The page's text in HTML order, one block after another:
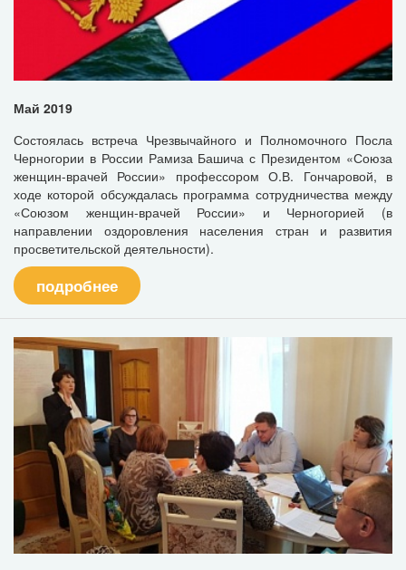
Май 2019
Состоялась встреча Чрезвычайного и Полномочного Посла
Черногории в России Рамиза Башича с Президентом «Союза
женщин-врачей России» профессором О.В. Гончаровой, в
ходе которой обсуждалась программа сотрудничества между
«Союзом женщин-врачей России» и Черногорией (в
направлении оздоровления населения стран и развития
просветительской деятельности).
подробнее